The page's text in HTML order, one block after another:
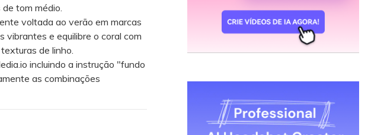
tom médio.
voltada ao verão em marcas
vibrantes e equilibre o coral com
de linho.
incluindo a instrução "fundo
as combinações